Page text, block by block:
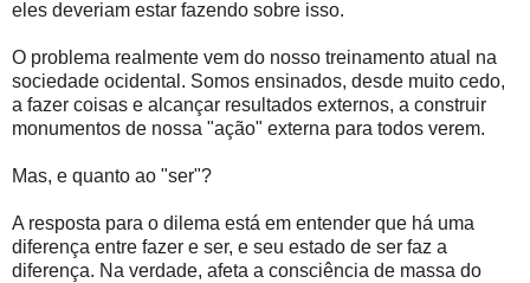
eles deveriam estar fazendo sobre isso.
O problema realmente vem do nosso treinamento atual na
sociedade ocidental. Somos ensinados, desde muito cedo,
a fazer coisas e alcançar resultados externos, a construir
monumentos de nossa "ação" externa para todos verem.
Mas, e quanto ao "ser"?
A resposta para o dilema está em entender que há uma
diferença entre fazer e ser, e seu estado de ser faz a
diferença. Na verdade, afeta a consciência de massa do